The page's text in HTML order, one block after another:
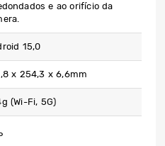
e ao orifício da
15,0
x 254,3 x 6,6mm
(Wi-Fi, 5G)